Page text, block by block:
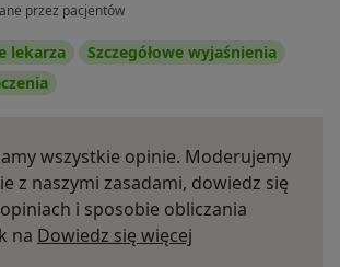
przez pacjentów
lekarza
Szczegółowe wyjaśnienia
wszystkie opinie. Moderujemy
z naszymi zasadami, dowiedz się
i sposobie obliczania
na Dowiedz się więcej